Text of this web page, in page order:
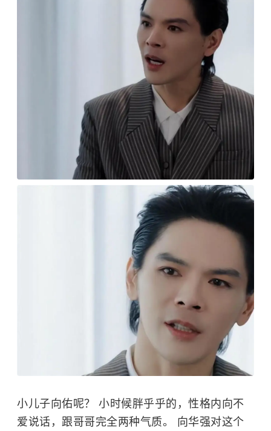
小儿子向佑呢？ 小时候胖乎乎的，性格内向不
爱说话，跟哥哥完全两种气质。 向华强对这个